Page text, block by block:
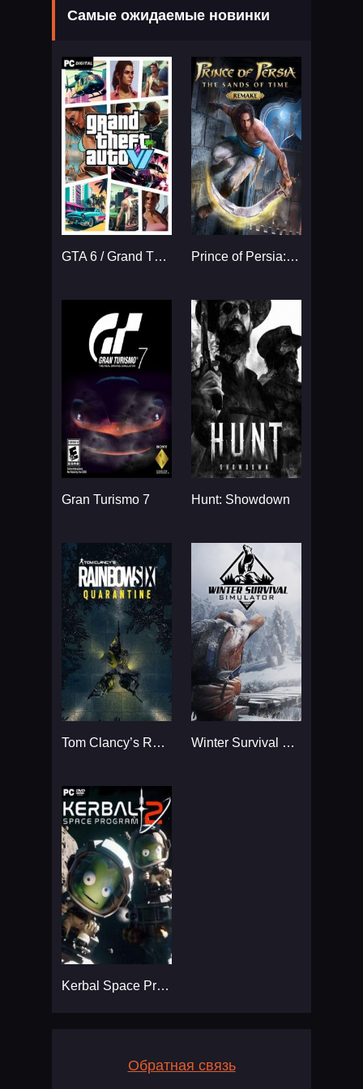
Самые ожидаемые новинки
GTA 6 / Grand Theft Auto VI Prince of Persia: The Sands
Gran Turismo 7 Hunt: Showdown
Tom Clancy’s Rainbow Six Winter Survival Simulator
Kerbal Space Program 2
Обратная связь